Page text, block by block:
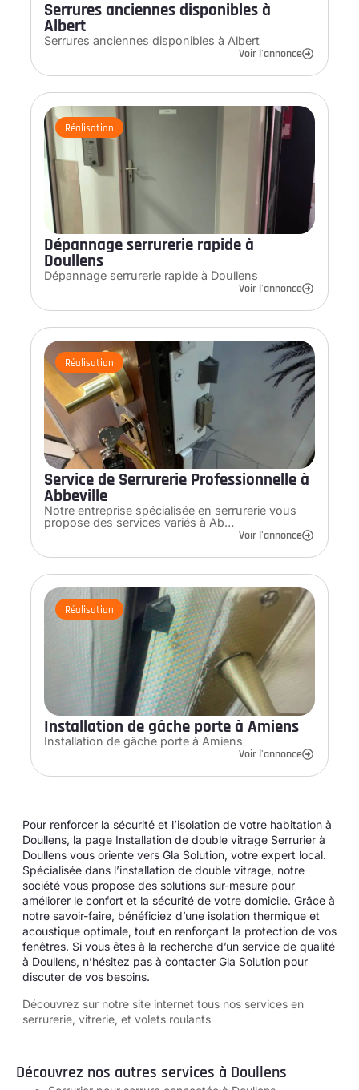
Serrures anciennes disponibles à
Albert
Serrures anciennes disponibles à Albert
Voir l'annonce
Réalisation
Dépannage serrurerie rapide à
Doullens
Dépannage serrurerie rapide à Doullens
Voir l'annonce
Réalisation
Service de Serrurerie Professionnelle à
Abbeville
Notre entreprise spécialisée en serrurerie vous
propose des services variés à Ab…
Voir l'annonce
Réalisation
Installation de gâche porte à Amiens
Installation de gâche porte à Amiens
Voir l'annonce
Pour renforcer la sécurité et l’isolation de votre habitation à
Doullens, la page Installation de double vitrage Serrurier à
Doullens vous oriente vers Gla Solution, votre expert local.
Spécialisée dans l’installation de double vitrage, notre
société vous propose des solutions sur-mesure pour
améliorer le confort et la sécurité de votre domicile. Grâce à
notre savoir-faire, bénéficiez d’une isolation thermique et
acoustique optimale, tout en renforçant la protection de vos
fenêtres. Si vous êtes à la recherche d’un service de qualité
à Doullens, n’hésitez pas à contacter Gla Solution pour
discuter de vos besoins.
Découvrez sur notre site internet tous nos services en
serrurerie, vitrerie, et volets roulants
Découvrez nos autres services à Doullens